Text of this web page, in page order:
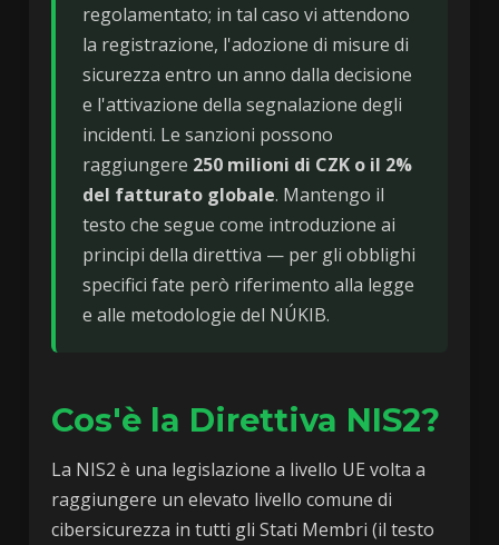
regolamentato; in tal caso vi attendono
la registrazione, l'adozione di misure di
sicurezza entro un anno dalla decisione
e l'attivazione della segnalazione degli
incidenti. Le sanzioni possono
raggiungere 250 milioni di CZK o il 2%
del fatturato globale. Mantengo il
testo che segue come introduzione ai
principi della direttiva — per gli obblighi
specifici fate però riferimento alla legge
e alle metodologie del NÚKIB.
Cos'è la Direttiva NIS2?
La NIS2 è una legislazione a livello UE volta a
raggiungere un elevato livello comune di
cibersicurezza in tutti gli Stati Membri (il testo